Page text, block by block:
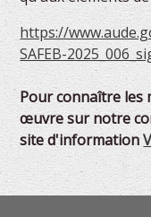
https://
SAFEB-
Pour connaître les
œuvre sur notre
site d'information